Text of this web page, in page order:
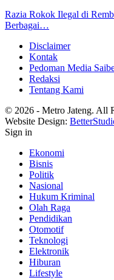
Razia Rokok Ilegal di
Berbagai…
Disclaimer
Kontak
Pedoman Media
Redaksi
Tentang Kami
© 2026 - Metro Jateng. All
Website Design:
Sign in
Ekonomi
Bisnis
Politik
Nasional
Hukum Kriminal
Olah Raga
Pendidikan
Otomotif
Teknologi
Elektronik
Hiburan
Lifestyle